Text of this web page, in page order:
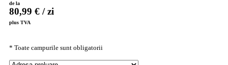
de la
80,99 € / zi
plus TVA
* Toate campurile sunt obligatorii